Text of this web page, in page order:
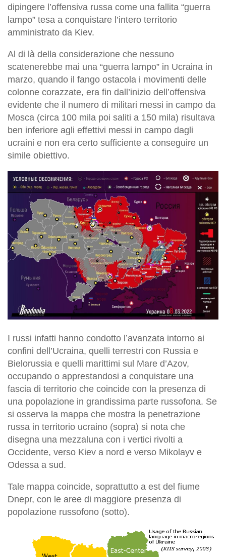
dipingere l’offensiva russa come una fallita “guerra
lampo” tesa a conquistare l’intero territorio
amministrato da Kiev.
Al di là della considerazione che nessuno
scatenerebbe mai una “guerra lampo” in Ucraina in
marzo, quando il fango ostacola i movimenti delle
colonne corazzate, era fin dall’inizio dell’offensiva
evidente che il numero di militari messi in campo da
Mosca (circa 100 mila poi saliti a 150 mila) risultava
ben inferiore agli effettivi messi in campo dagli
ucraini e non era certo sufficiente a conseguire un
simile obiettivo.
I russi infatti hanno condotto l’avanzata intorno ai
confini dell’Ucraina, quelli terrestri con Russia e
Bielorussia e quelli marittimi sul Mare d’Azov,
occupando o apprestandosi a conquistare una
fascia di territorio che coincide con la presenza di
una popolazione in grandissima parte russofona. Se
si osserva la mappa che mostra la penetrazione
russa in territorio ucraino (sopra) si nota che
disegna una mezzaluna con i vertici rivolti a
Occidente, verso Kiev a nord e verso Mikolayv e
Odessa a sud.
Tale mappa coincide, soprattutto a est del fiume
Dnepr, con le aree di maggiore presenza di
popolazione russofono (sotto).